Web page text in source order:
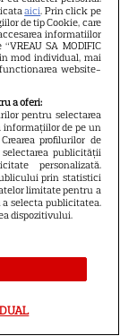
radicală
Ce
actorul
în care
dans
și Kristin
nou mamă
Când
aici. Prin click pe
de tip Cookie, care
informatiilor
SA MODIFIC
mod individual, mai
website-
a oferi:
pentru selectarea
informațiilor de pe un
profilurilor de
publicității
personalizată.
prin statistici
limitate pentru a
selecta publicitatea.
dispozitivului.